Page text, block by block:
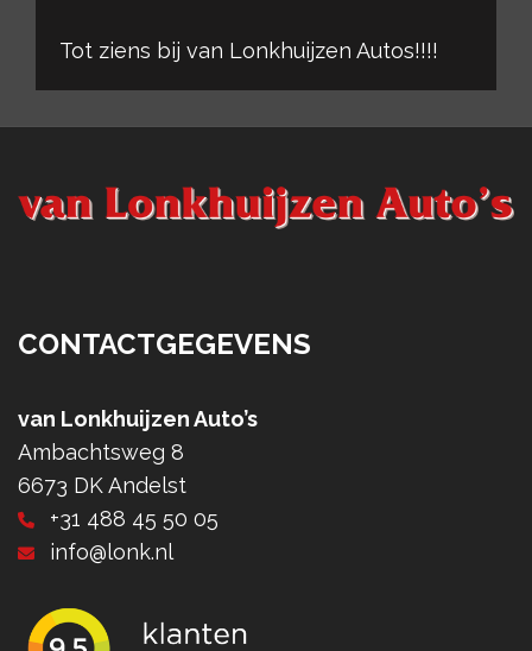
Tot ziens bij van Lonkhuijzen Autos!!!!
CONTACTGEGEVENS
van Lonkhuijzen Auto’s
Ambachtsweg 8
6673 DK Andelst
+31 488 45 50 05
info@lonk.nl